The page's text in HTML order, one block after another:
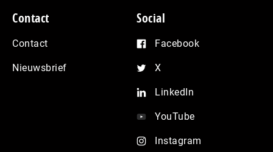
Contact
Contact
Nieuwsbrief
Social
Facebook
X
LinkedIn
YouTube
Instagram